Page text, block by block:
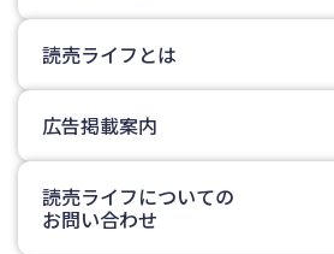
読売ライフとは
広告掲載案内
読売ライフについての
お問い合わせ